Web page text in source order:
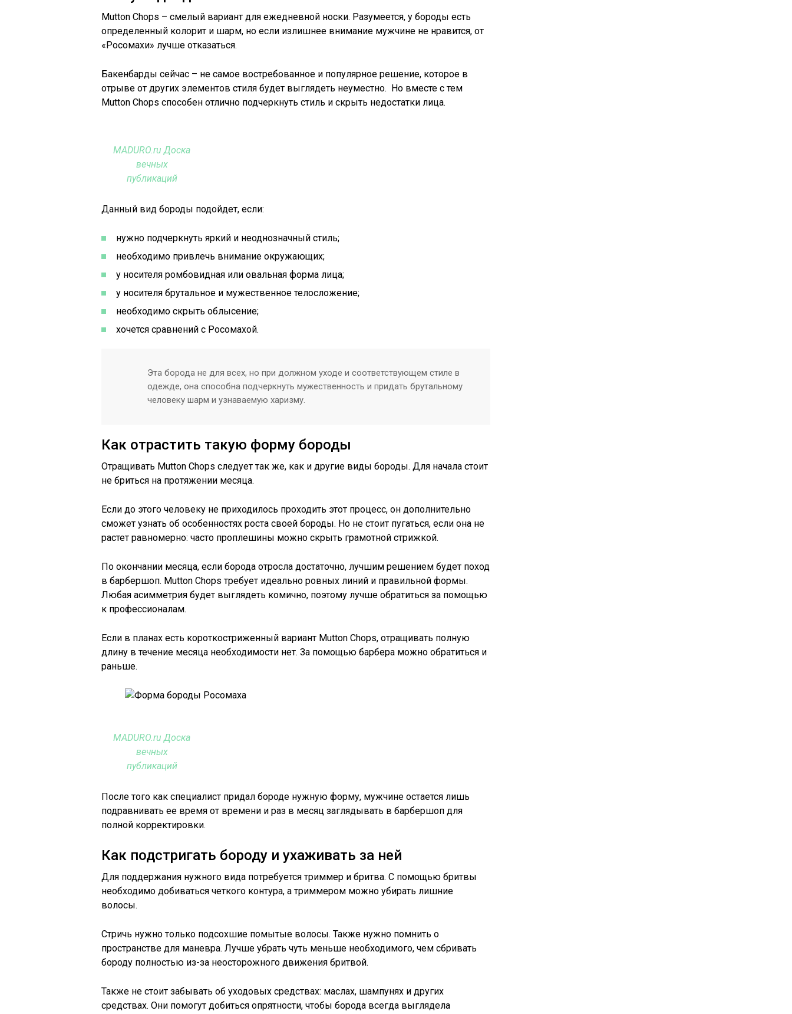
Mutton Chops – смелый вариант для ежедневной носки. Разумеется, у бороды есть
определенный колорит и шарм, но если излишнее внимание мужчине не нравится, от
«Росомахи» лучше отказаться.
Бакенбарды сейчас – не самое востребованное и популярное решение, которое в
отрыве от других элементов стиля будет выглядеть неуместно. Но вместе с тем
Mutton Chops способен отлично подчеркнуть стиль и скрыть недостатки лица.
MADURO.ru Доска
вечных
публикаций
Данный вид бороды подойдет, если:
нужно подчеркнуть яркий и неоднозначный стиль;
необходимо привлечь внимание окружающих;
у носителя ромбовидная или овальная форма лица;
у носителя брутальное и мужественное телосложение;
необходимо скрыть облысение;
хочется сравнений с Росомахой.
Эта борода не для всех, но при должном уходе и соответствующем стиле в
одежде, она способна подчеркнуть мужественность и придать брутальному
человеку шарм и узнаваемую харизму.
Как отрастить такую форму бороды
Отращивать Mutton Chops следует так же, как и другие виды бороды. Для начала стоит
не бриться на протяжении месяца.
Если до этого человеку не приходилось проходить этот процесс, он дополнительно
сможет узнать об особенностях роста своей бороды. Но не стоит пугаться, если она не
растет равномерно: часто проплешины можно скрыть грамотной стрижкой.
По окончании месяца, если борода отросла достаточно, лучшим решением будет поход
в барбершоп. Mutton Chops требует идеально ровных линий и правильной формы.
Любая асимметрия будет выглядеть комично, поэтому лучше обратиться за помощью
к профессионалам.
Если в планах есть короткостриженный вариант Mutton Chops, отращивать полную
длину в течение месяца необходимости нет. За помощью барбера можно обратиться и
раньше.
MADURO.ru Доска
вечных
публикаций
После того как специалист придал бороде нужную форму, мужчине остается лишь
подравнивать ее время от времени и раз в месяц заглядывать в барбершоп для
полной корректировки.
Как подстригать бороду и ухаживать за ней
Для поддержания нужного вида потребуется триммер и бритва. С помощью бритвы
необходимо добиваться четкого контура, а триммером можно убирать лишние
волосы.
Стричь нужно только подсохшие помытые волосы. Также нужно помнить о
пространстве для маневра. Лучше убрать чуть меньше необходимого, чем сбривать
бороду полностью из-за неосторожного движения бритвой.
Также не стоит забывать об уходовых средствах: маслах, шампунях и других
средствах. Они помогут добиться опрятности, чтобы борода всегда выглядела